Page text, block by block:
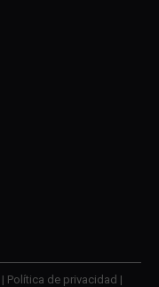
| Política de privacidad |